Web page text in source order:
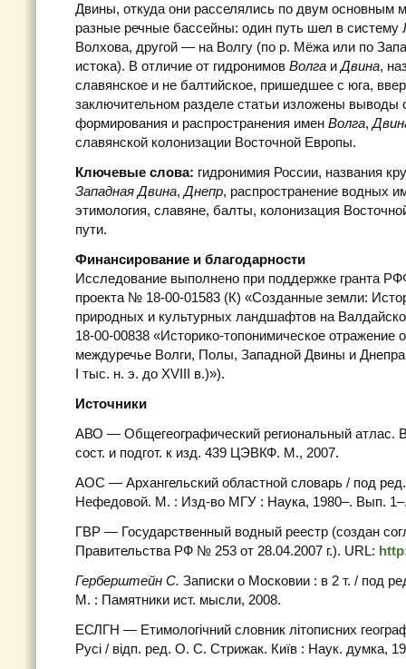
Двины, откуда они расселялись по двум основным
разные речные бассейны: один путь шел в систему
Волхова, другой — на Волгу (по р. Мёжа или по
истока). В отличие от гидронимов Волга иДвина,
славянское и не балтийское, пришедшее с юга,
заключительном разделе статьи изложены выводы
формирования и распространения имен Волга,
славянской колонизации Восточной Европы.
Ключевые слова: гидронимия России, названия
Западная Двина,Днепр, распространение водных
этимология, славяне, балты, колонизация
пути.
Финансирование и благодарности
Исследование выполнено при поддержке гранта
проекта № 18-00-01583 (К) «Созданные земли:
природных и культурных ландшафтов на
18-00-00838 «Историко-топонимическое отражение
междуречье Волги, Полы, Западной Двины и
I тыс. н. э. до XVIII в.)»).
Источники
АВО — Общегеографический региональный атлас.
сост. и подгот. к изд. 439 ЦЭВКФ. М., 2007.
АОС — Архангельский областной словарь / под
Нефедовой. М. : Изд-во МГУ : Наука, 1980–. Вып.
ГВР — Государственный водный реестр (создан
Правительства РФ № 253 от 28.04.2007 г.). URL:
Герберштейн С. Записки о Московии : в 2 т. / под
М. : Памятники ист. мысли, 2008.
ЕСЛГН — Етимологiчний словник лiтописних
Русi / вiдп. ред. О. С. Стрижак. Киïв : Наук. думка,